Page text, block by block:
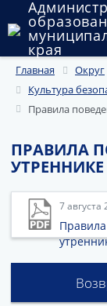
края
Округ
Администрация
Публичные
Документы
Главная
Округ
Культура
Правила
ПРАВИЛА
УТРЕННИКЕ
7 августа